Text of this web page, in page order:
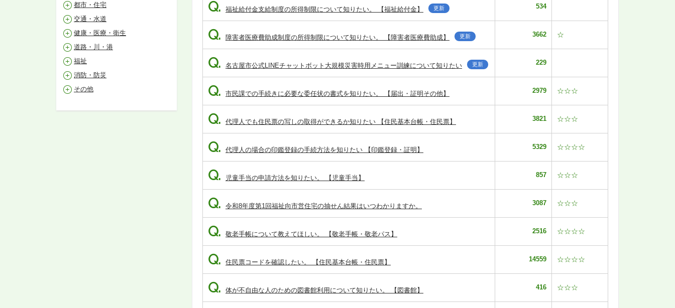
Q. 福祉給付金支給制度の所得制限について知りたい。 【福祉給付金】 更新 534
Q. 障害者医療費助成制度の所得制限について知りたい。 【障害者医療費助成】 更新 3662 ☆
Q. 名古屋市公式LINEチャットボット大規模災害時用メニュー訓練について知りたい 更新 229
Q. 市民課での手続きに必要な委任状の書式を知りたい。 【届出・証明その他】 2979 ☆☆☆
Q. 代理人でも住民票の写しの取得ができるか知りたい 【住民基本台帳・住民票】 3821 ☆☆☆
Q. 代理人の場合の印鑑登録の手続方法を知りたい 【印鑑登録・証明】 5329 ☆☆☆☆
Q. 児童手当の申請方法を知りたい。 【児童手当】 857 ☆☆☆
Q. 令和8年度第1回福祉向市営住宅の抽せん結果はいつわかりますか。 3087 ☆☆☆
Q. 敬老手帳について教えてほしい。 【敬老手帳・敬老パス】 2516 ☆☆☆☆
Q. 住民票コードを確認したい。 【住民基本台帳・住民票】 14559 ☆☆☆☆
Q. 体が不自由な人のための図書館利用について知りたい。 【図書館】 416 ☆☆☆
都市・住宅
交通・水道
健康・医療・衛生
道路・川・港
福祉
消防・防災
その他